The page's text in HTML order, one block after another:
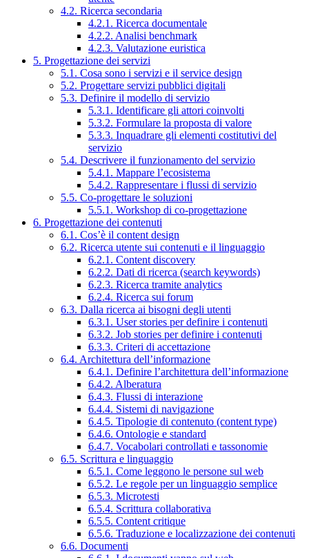
4.2. Ricerca secondaria
4.2.1. Ricerca documentale
4.2.2. Analisi benchmark
4.2.3. Valutazione euristica
5. Progettazione dei servizi
5.1. Cosa sono i servizi e il service design
5.2. Progettare servizi pubblici digitali
5.3. Definire il modello di servizio
5.3.1. Identificare gli attori coinvolti
5.3.2. Formulare la proposta di valore
5.3.3. Inquadrare gli elementi costitutivi del
servizio
5.4. Descrivere il funzionamento del servizio
5.4.1. Mappare l’ecosistema
5.4.2. Rappresentare i flussi di servizio
5.5. Co-progettare le soluzioni
5.5.1. Workshop di co-progettazione
6. Progettazione dei contenuti
6.1. Cos’è il content design
6.2. Ricerca utente sui contenuti e il linguaggio
6.2.1. Content discovery
6.2.2. Dati di ricerca (search keywords)
6.2.3. Ricerca tramite analytics
6.2.4. Ricerca sui forum
6.3. Dalla ricerca ai bisogni degli utenti
6.3.1. User stories per definire i contenuti
6.3.2. Job stories per definire i contenuti
6.3.3. Criteri di accettazione
6.4. Architettura dell’informazione
6.4.1. Definire l’architettura dell’informazione
6.4.2. Alberatura
6.4.3. Flussi di interazione
6.4.4. Sistemi di navigazione
6.4.5. Tipologie di contenuto (content type)
6.4.6. Ontologie e standard
6.4.7. Vocabolari controllati e tassonomie
6.5. Scrittura e linguaggio
6.5.1. Come leggono le persone sul web
6.5.2. Le regole per un linguaggio semplice
6.5.3. Microtesti
6.5.4. Scrittura collaborativa
6.5.5. Content critique
6.5.6. Traduzione e localizzazione dei contenuti
6.6. Documenti